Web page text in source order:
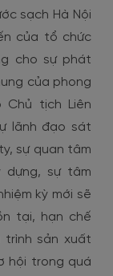
sạch Hà Nội
của tổ chức
cho sự phát
của phong
Chủ tịch Liên
lãnh đạo sát
sự quan tâm
dựng, sự tâm
kỳ mới sẽ
tại, hạn chế
trình sản xuất
hội trong quá